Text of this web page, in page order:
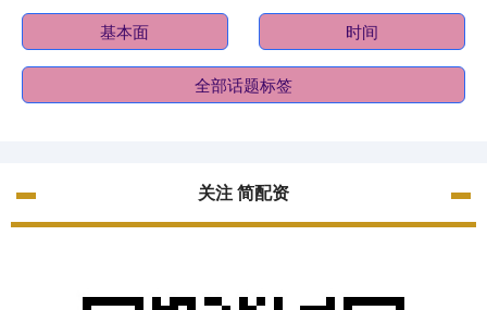
基本面 时间
全部话题标签
关注 简配资